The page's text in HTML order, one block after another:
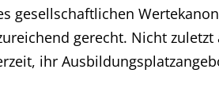
gesellschaftlichen
gerecht. Nicht
ihr